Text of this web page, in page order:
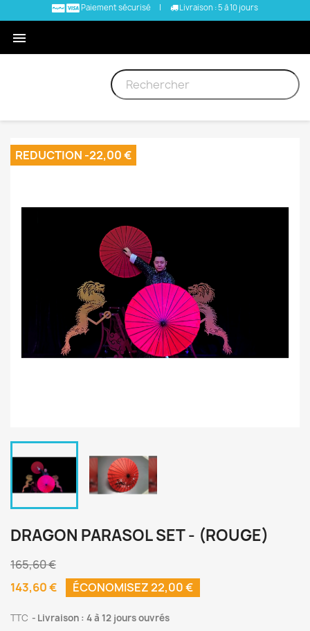
Paiement sécurisé | Livraison : 5 à 10 jours

REDUCTION -22,00 €
DRAGON PARASOL SET - (ROUGE)
165,60 €
143,60 €
ÉCONOMISEZ 22,00 €
TTC Livraison : 4 à 12 jours ouvrés